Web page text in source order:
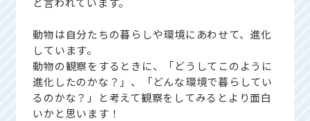
動物は自分たちの暮らしや環境にあわせて、進化
しています。
動物の観察をするときに、「どうしてこのように
進化したのかな？」、「どんな環境で暮らしてい
るのかな？」と考えて観察をしてみるとより面白
いかと思います！